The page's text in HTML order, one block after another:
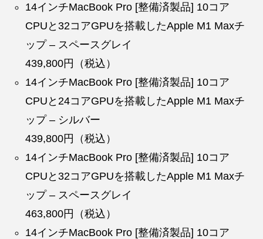
14インチMacBook Pro [整備済製品] 10コア
CPUと32コアGPUを搭載したApple M1 Maxチ
ップ – スペースグレイ
439,800円（税込）
14インチMacBook Pro [整備済製品] 10コア
CPUと24コアGPUを搭載したApple M1 Maxチ
ップ – シルバー
439,800円（税込）
14インチMacBook Pro [整備済製品] 10コア
CPUと32コアGPUを搭載したApple M1 Maxチ
ップ – スペースグレイ
463,800円（税込）
14インチMacBook Pro [整備済製品] 10コア